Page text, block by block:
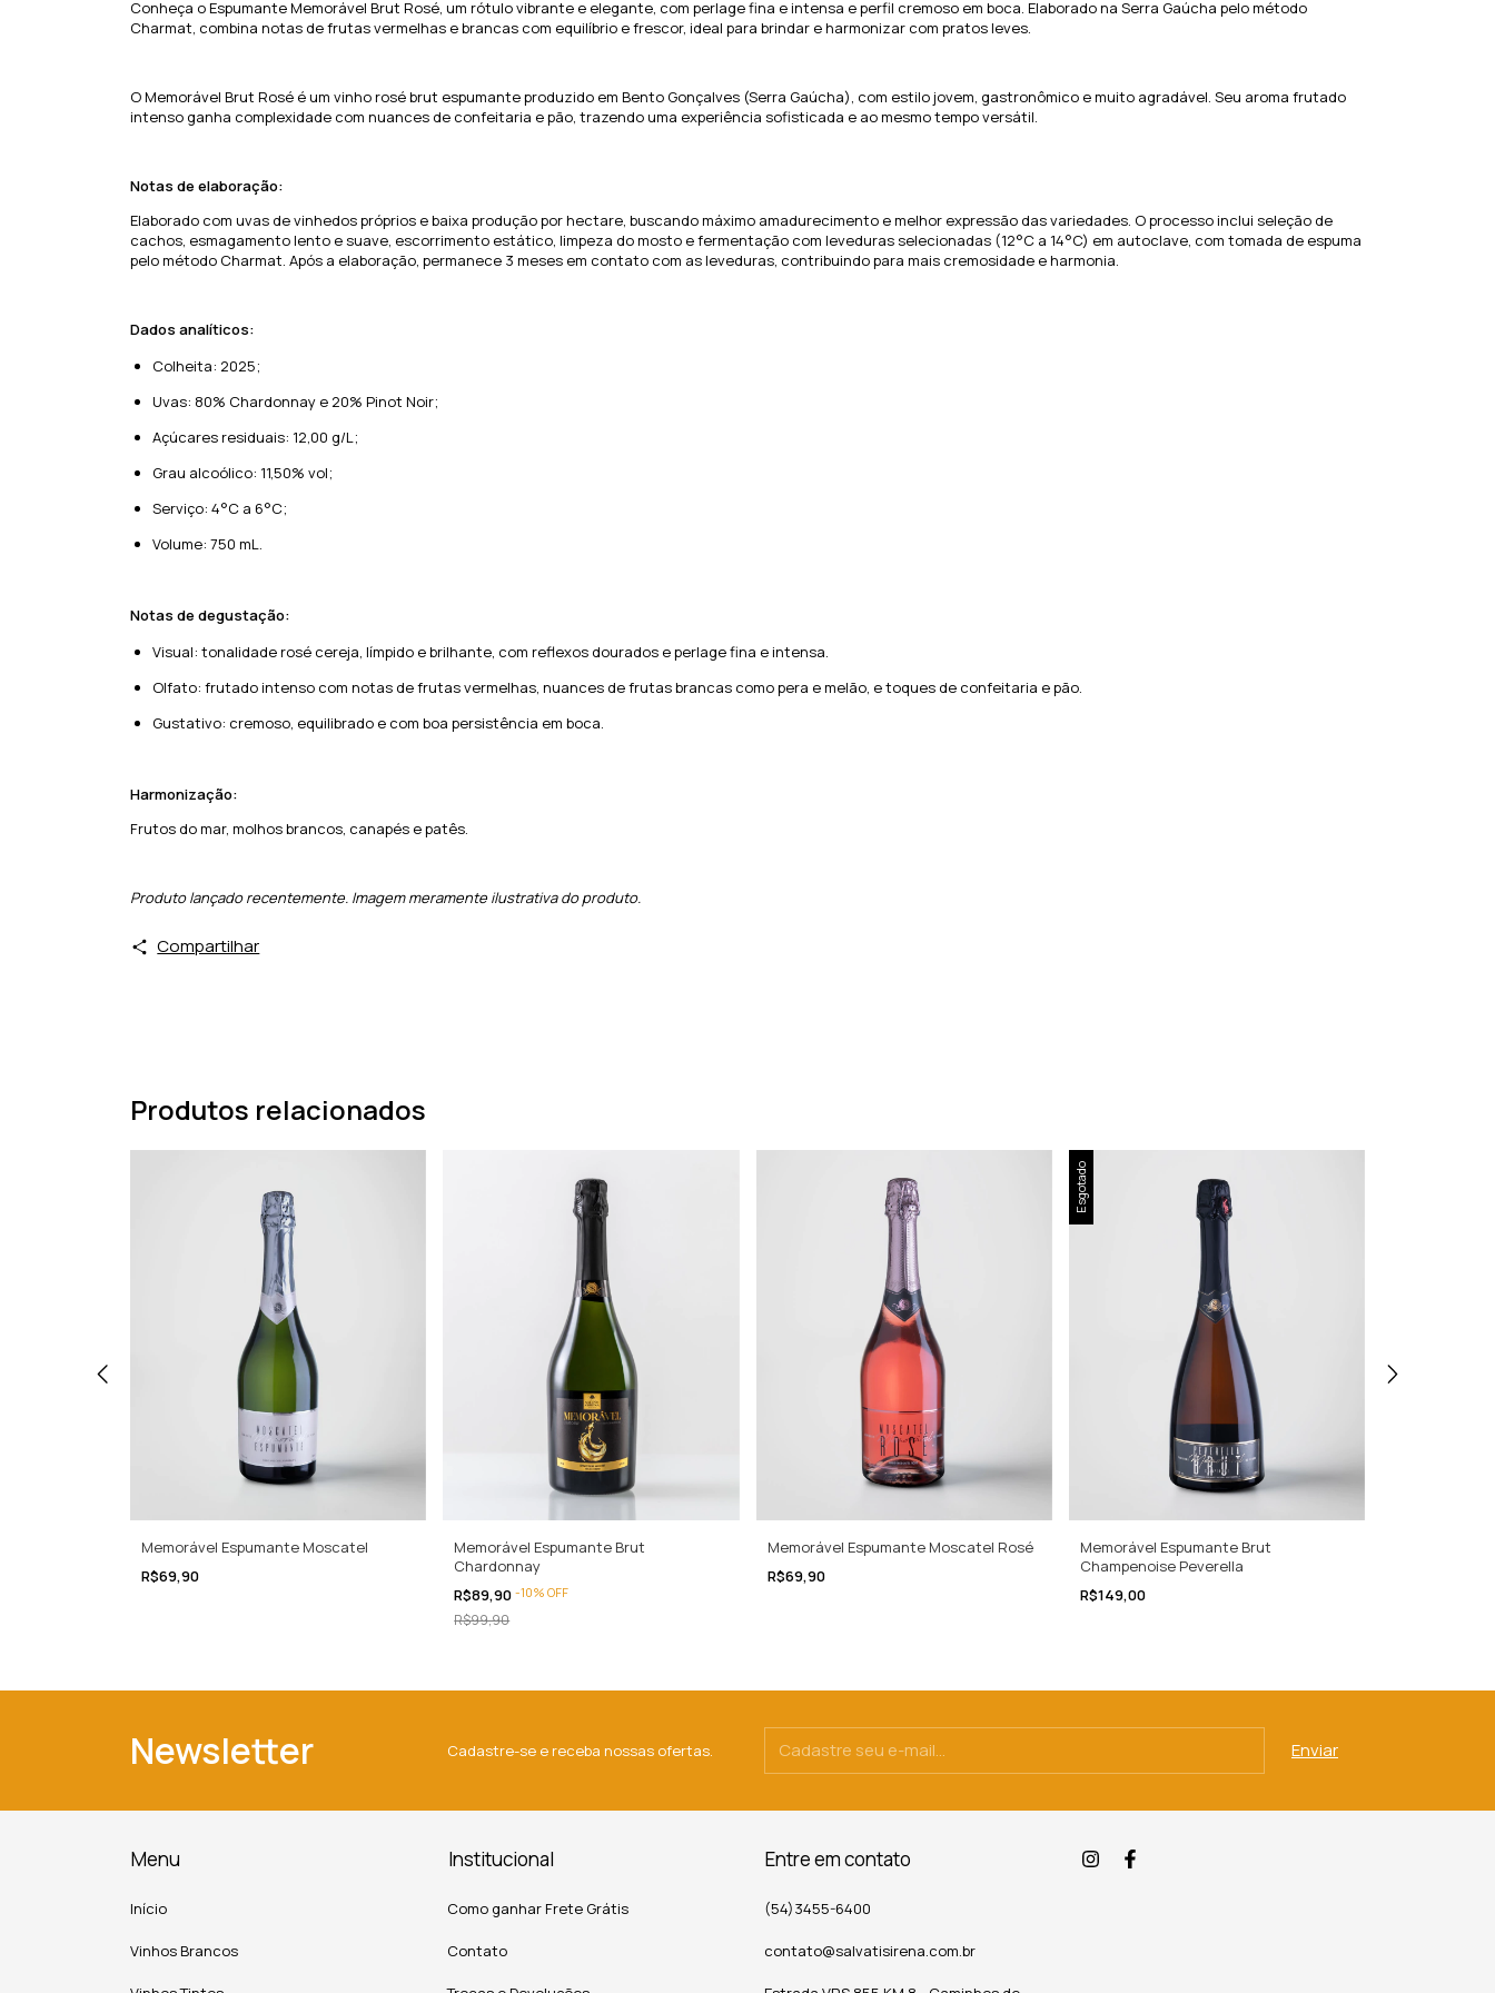
Conheça o Espumante Memorável Brut Rosé, um rótulo vibrante e elegante, com perlage fina e intensa e perfil cremoso em boca. Elaborado na Serra Gaúcha pelo método
Charmat, combina notas de frutas vermelhas e brancas com equilíbrio e frescor, ideal para brindar e harmonizar com pratos leves.
O Memorável Brut Rosé é um vinho rosé brut espumante produzido em Bento Gonçalves (Serra Gaúcha), com estilo jovem, gastronômico e muito agradável. Seu aroma frutado
intenso ganha complexidade com nuances de confeitaria e pão, trazendo uma experiência sofisticada e ao mesmo tempo versátil.
Notas de elaboração:
Elaborado com uvas de vinhedos próprios e baixa produção por hectare, buscando máximo amadurecimento e melhor expressão das variedades. O processo inclui seleção de
cachos, esmagamento lento e suave, escorrimento estático, limpeza do mosto e fermentação com leveduras selecionadas (12°C a 14°C) em autoclave, com tomada de espuma
pelo método Charmat. Após a elaboração, permanece 3 meses em contato com as leveduras, contribuindo para mais cremosidade e harmonia.
Dados analíticos:
Colheita: 2025;
Uvas: 80% Chardonnay e 20% Pinot Noir;
Açúcares residuais: 12,00 g/L;
Grau alcoólico: 11,50% vol;
Serviço: 4°C a 6°C;
Volume: 750 mL.
Notas de degustação:
Visual: tonalidade rosé cereja, límpido e brilhante, com reflexos dourados e perlage fina e intensa.
Olfato: frutado intenso com notas de frutas vermelhas, nuances de frutas brancas como pera e melão, e toques de confeitaria e pão.
Gustativo: cremoso, equilibrado e com boa persistência em boca.
Harmonização:
Frutos do mar, molhos brancos, canapés e patês.
Produto lançado recentemente. Imagem meramente ilustrativa do produto.
Compartilhar
Produtos relacionados
Memorável Espumante Moscatel
R$69,90
Memorável Espumante Brut
Chardonnay
R$89,90-10%OFF
R$99,90
Memorável Espumante Moscatel Rosé
R$69,90
Esgotado
Memorável Espumante Brut
Champenoise Peverella
R$149,00
Newsletter Cadastre-se e receba nossas ofertas.
Menu
Início
Vinhos Brancos
Institucional
Como ganhar Frete Grátis
Contato
Entre em contato
(54)3455-6400
contato@salvatisirena.com.br